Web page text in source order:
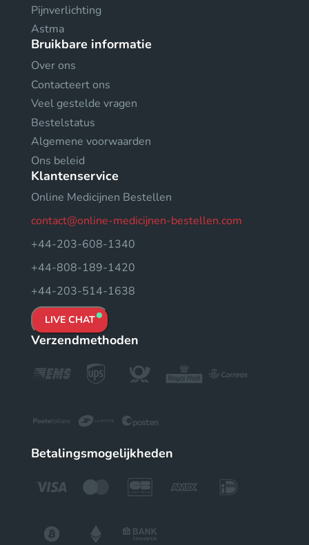
Pijnverlichting
Astma
Bruikbare informatie
Over ons
Contacteert ons
Veel gestelde vragen
Bestelstatus
Algemene voorwaarden
Ons beleid
Klantenservice
Online Medicijnen Bestellen
contact@online-medicijnen-bestellen.com
+44-203-608-1340
+44-808-189-1420
+44-203-514-1638
LIVE CHAT
Verzendmethoden
Betalingsmogelijkheden